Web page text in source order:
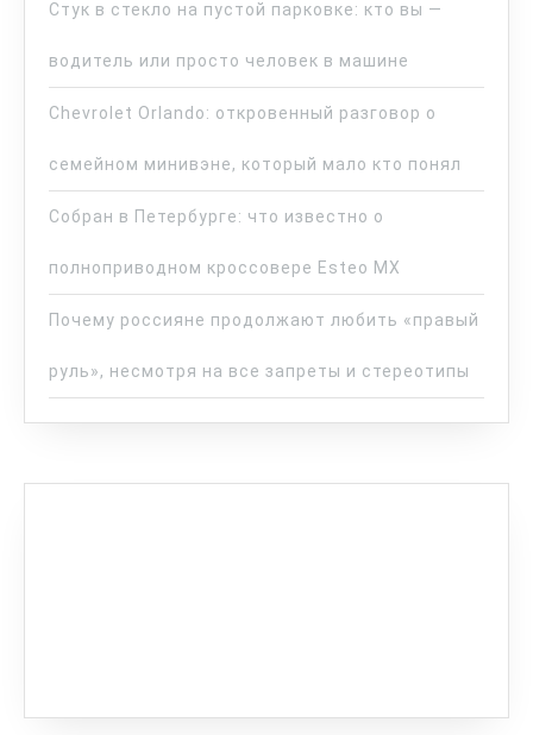
Стук в стекло на пустой парковке: кто вы —
водитель или просто человек в машине
Chevrolet Orlando: откровенный разговор о
семейном минивэне, который мало кто понял
Собран в Петербурге: что известно о
полноприводном кроссовере Esteo MX
Почему россияне продолжают любить «правый
руль», несмотря на все запреты и стереотипы